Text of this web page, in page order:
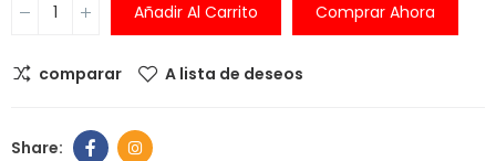
Añadir Al Carrito Comprar Ahora
comparar A lista de deseos